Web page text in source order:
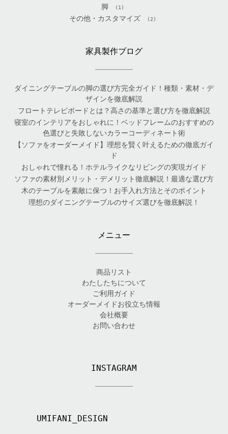
脚 (1)
その他・カスタマイズ (2)
家具製作ブログ
ダイニングテーブルの脚の選び方完全ガイド！種類・素材・デ
ザインを徹底解説
フロートテレビボードとは？高さの基準と選び方を徹底解説
寝室のインテリアをおしゃれに！ベッドフレームのおすすめの
色選びと失敗しないカラーコーディネート術
【ソファをオーダーメイド】理想を賢く叶えるための徹底ガイ
ド
おしゃれで憧れる！ホテルライクなリビングの実現ガイド
ソファの素材別メリット・デメリット徹底解説！最適な選び方
木のテーブルを素敵に保つ！お手入れ方法とそのポイント
理想のダイニングテーブルのサイズ選びを徹底解説！
メニュー
商品リスト
わたしたちについて
ご利用ガイド
オーダーメイドお役立ち情報
会社概要
お問い合わせ
INSTAGRAM
UMIFANI_DESIGN